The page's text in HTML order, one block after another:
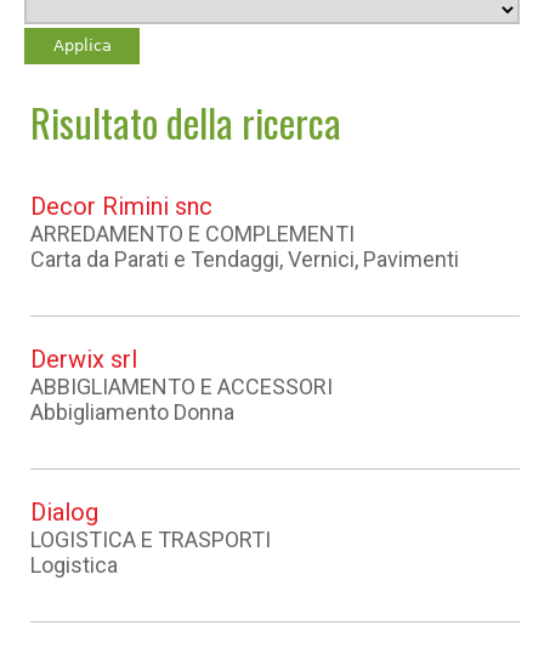
Risultato della ricerca
Decor Rimini snc
ARREDAMENTO E COMPLEMENTI
Carta da Parati e Tendaggi, Vernici, Pavimenti
Derwix srl
ABBIGLIAMENTO E ACCESSORI
Abbigliamento Donna
Dialog
LOGISTICA E TRASPORTI
Logistica